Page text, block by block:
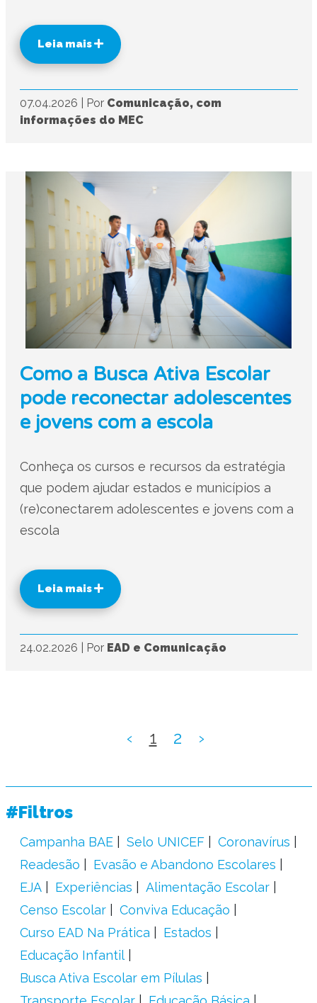
Leia mais
07.04.2026 Por Comunicação, com
informações do MEC
Como a Busca Ativa Escolar
pode reconectar adolescentes
e jovens com a escola
Conheça os cursos e recursos da estratégia
que podem ajudar estados e municípios a
(re)conectarem adolescentes e jovens com a
escola
Leia mais
24.02.2026 Por EAD e Comunicação
‹ 1 2 ›
#Filtros
Campanha BAE Selo UNICEF
Coronavírus
Readesão
Evasão e Abandono Escolares
EJA
Experiências
Alimentação Escolar
Censo Escolar
Conviva Educação
Curso EAD Na Prática
Estados
Educação Infantil
Busca Ativa Escolar em Pílulas